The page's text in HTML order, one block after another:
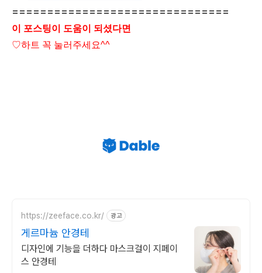
===============================
이 포스팅이 도움이 되셨다면
♡하트 꼭 눌러주세요^^
https://zeeface.co.kr/ 광고
게르마늄 안경테
디자인에 기능을 더하다 마스크걸이 지페이
스 안경테